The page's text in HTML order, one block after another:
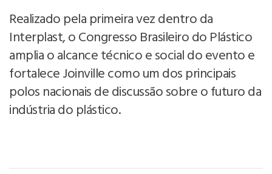
Realizado pela primeira vez dentro da
Interplast, o Congresso Brasileiro do Plástico
amplia o alcance técnico e social do evento e
fortalece Joinville como um dos principais
polos nacionais de discussão sobre o futuro da
indústria do plástico.